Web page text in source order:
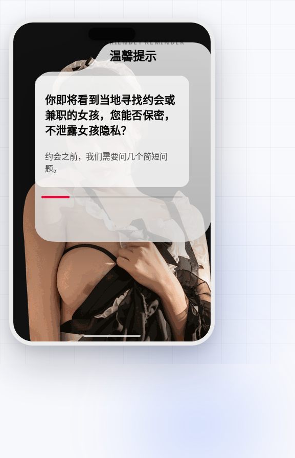
FRIENDLY REMINDER
温馨提示
你即将看到当地寻找约会或
兼职的女孩，您能否保密，
不泄露女孩隐私？
约会之前，我们需要问几个简短问
题。